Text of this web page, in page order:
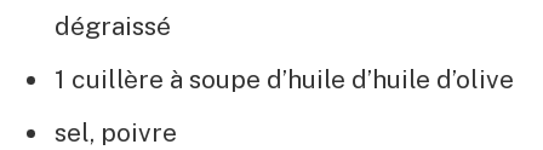
dégraissé
1 cuillère à soupe d’huile d’huile d’olive
sel, poivre